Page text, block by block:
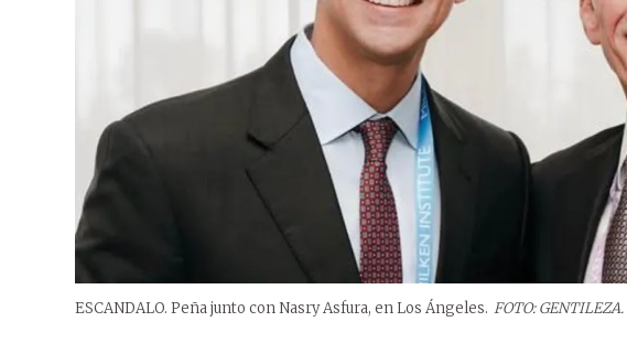
ESCANDALO. Peña junto con Nasry Asfura, en Los Ángeles. FOTO: GENTILEZA.